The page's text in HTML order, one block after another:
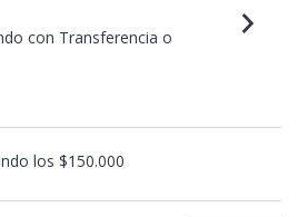
con Transferencia o
los$150.000